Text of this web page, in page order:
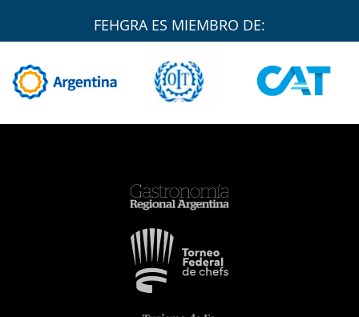
FEHGRA ES MIEMBRO DE: